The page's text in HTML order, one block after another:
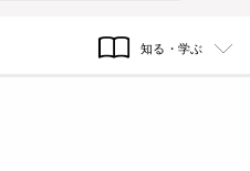
知る・学ぶ